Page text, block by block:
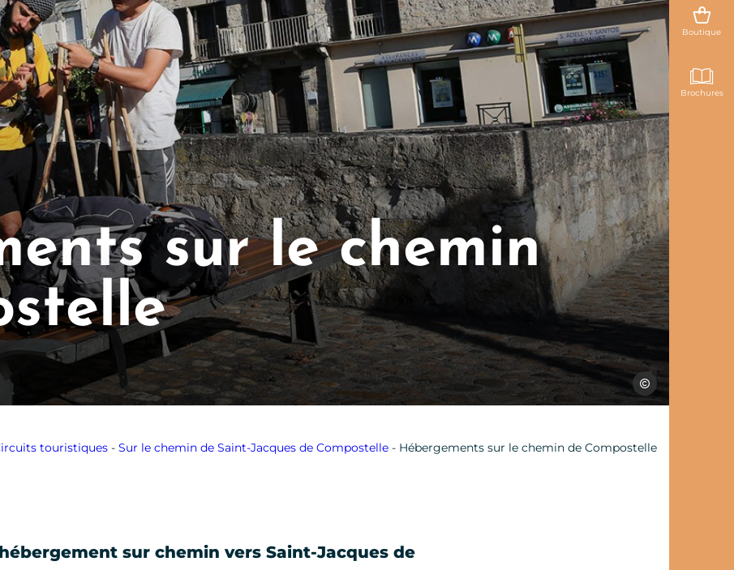
Jérôme Morel
sur le chemin
touristiques- Sur le chemin de Saint-Jacques de Compostelle- Hébergements sur le chemin de Compostelle
Boutique
Brochures
sur chemin vers Saint-Jacques de